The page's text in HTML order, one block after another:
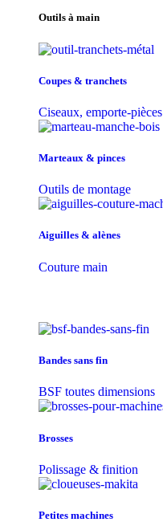
Outils à main
Coupes & tranchets
Ciseaux, emporte-pièces
Marteaux & pinces
Outils de montage
Aiguilles & alènes
Couture main
Bandes sans fin
BSF toutes dimensions
Brosses
Polissage & finition
Petites machines